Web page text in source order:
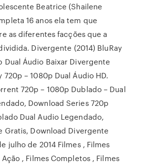
Beatrice (Shailene
16 anos ela tem que
as diferentes facções que a
Divergente (2014) BluRay
Dual Áudio Baixar Divergente
720p – 1080p Dual Áudio HD.
720p – 1080p Dublado – Dual
Download Series 720p
Dual Audio Legendado,
Gratis, Download Divergente
julho de 2014 Filmes , Filmes
Ação , Filmes Completos , Filmes